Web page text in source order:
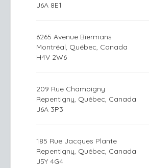
J6A 8E1
6265 Avenue Biermans
Montréal, Québec, Canada
H4V 2W6
209 Rue Champigny
Repentigny, Québec, Canada
J6A 3P3
185 Rue Jacques Plante
Repentigny, Québec, Canada
J5Y 4G4